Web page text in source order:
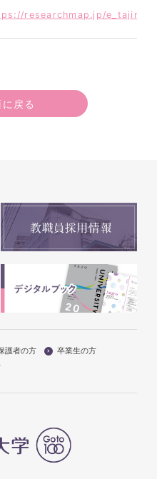
researchmap.jp/
戻る
護者の方
卒業生の方